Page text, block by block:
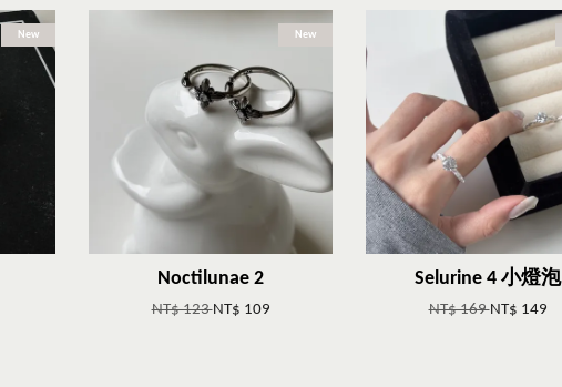
New New
Noctilunae 2
NT$ 123NT$ 109
Selurine 4 小燈泡
NT$ 169NT$ 149